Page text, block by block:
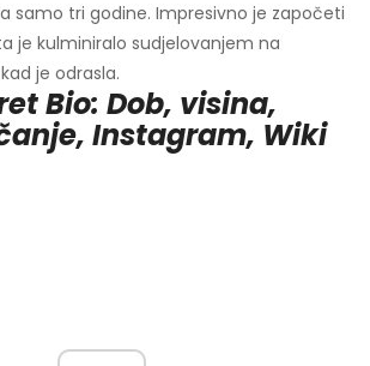
samo tri godine. Impresivno je započeti
je kulminiralo sudjelovanjem na
je odrasla.
Bio: Dob, visina,
Instagram, Wiki